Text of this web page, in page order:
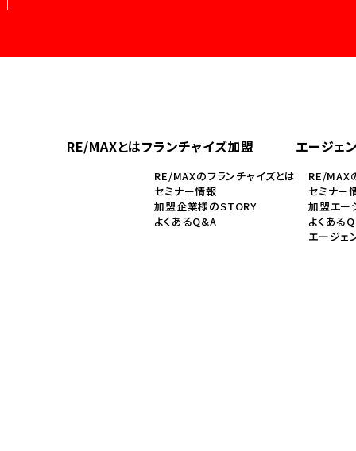
RE/MAXとはフランチャイズ加盟
RE/MAXのフランチャイズとは
セミナー情報
加盟企業様のSTORY
よくあるQ&A
エージェ
RE/MAX
セミナー
加盟エー
よくある
エージェ